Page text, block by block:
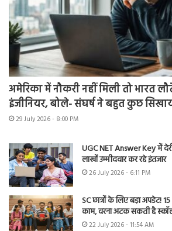
अमेरिका में नौकरी नहीं मिली तो भारत
इंजीनियर, बोले- संघर्ष ने बहुत कुछ
29 July 2026 - 8:00 PM
UGC NET Answer Key में
लाखों उम्मीदवार कर रहे इंतजार
26 July 2026 - 6:11 PM
SC छात्रों के लिए बड़ा
काम, वरना अटक सकती है
22 July 2026 - 11:54 AM